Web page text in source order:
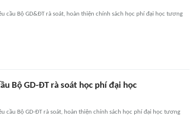
cầu Bộ GD&ĐT rà soát, hoàn thiện chính sách học phí đại học tương
Bộ GD-ĐT rà soát học phí đại học
cầu Bộ GD-ĐT rà soát, hoàn thiện chính sách học phí đại học tương